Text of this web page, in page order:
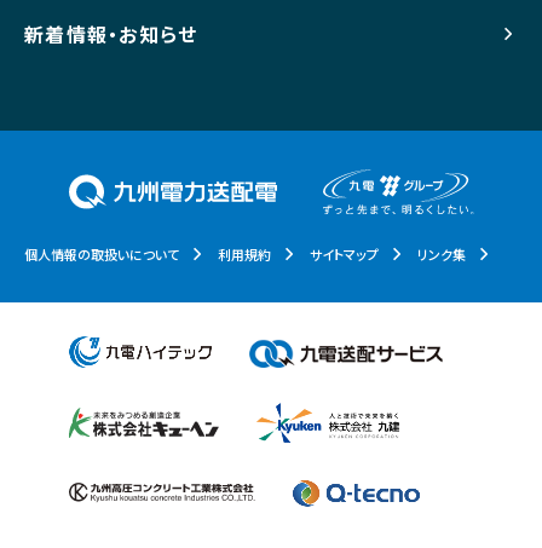
新着情報・お知らせ
個人情報の取扱いについて 利用規約 サイトマップ リンク集